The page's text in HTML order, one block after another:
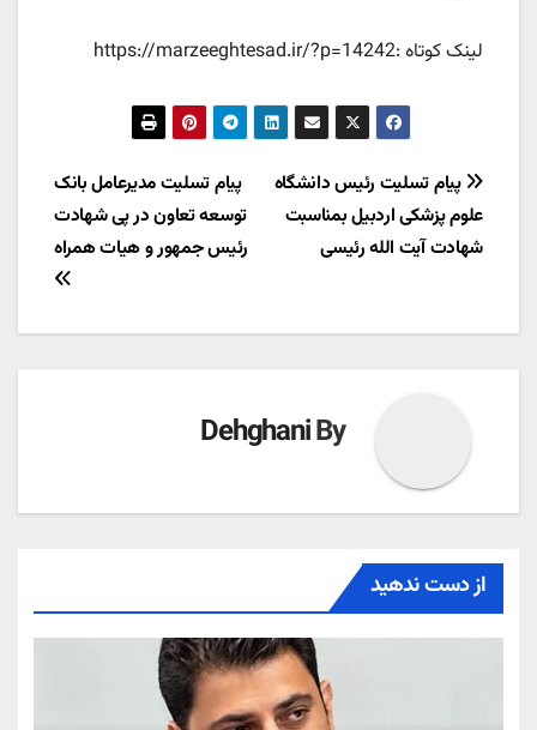
لینک کوتاه :https://marzeeghtesad.ir/?p=14242
راهبری
نوشته
پیام تسلیت مدیرعامل بانک
توسعه تعاون در پی شهادت
رئیس جمهور و هیات همراه
پیام تسلیت رئيس دانشگاه
علوم پزشکی اردبیل بمناسبت
شهادت آیت الله رئیسی
By
Dehghani
از دست ندهید